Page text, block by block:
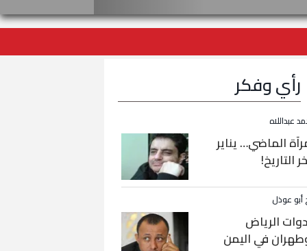
رأي وفكر
عبداللاه
الماضي… يناير
التاريخ!
أبو عوذل
الرياض
في اليمن